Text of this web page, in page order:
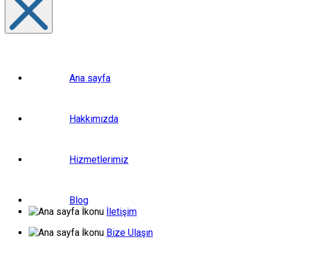
Ana sayfa
Hakkımızda
Hizmetlerimiz
Blog
İletişim
Bize Ulaşın